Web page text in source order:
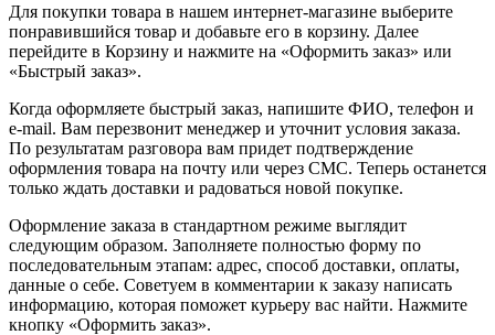
Для покупки товара в нашем интернет-магазине выберите
понравившийся товар и добавьте его в корзину. Далее
перейдите в Корзину и нажмите на «Оформить заказ» или
«Быстрый заказ».
Когда оформляете быстрый заказ, напишите ФИО, телефон и
e-mail. Вам перезвонит менеджер и уточнит условия заказа.
По результатам разговора вам придет подтверждение
оформления товара на почту или через СМС. Теперь останется
только ждать доставки и радоваться новой покупке.
Оформление заказа в стандартном режиме выглядит
следующим образом. Заполняете полностью форму по
последовательным этапам: адрес, способ доставки, оплаты,
данные о себе. Советуем в комментарии к заказу написать
информацию, которая поможет курьеру вас найти. Нажмите
кнопку «Оформить заказ».